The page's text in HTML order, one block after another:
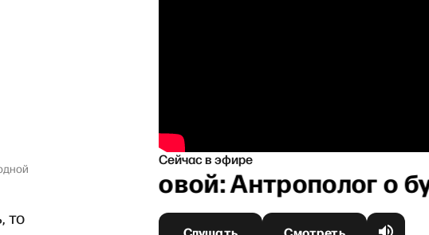
то
Сейчас в эфире
Архиповой: Антрополог о